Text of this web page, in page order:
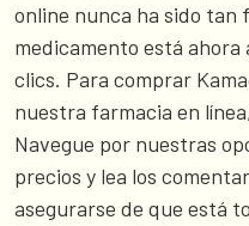
online nunca ha sido tan
medicamento está ahora
clics. Para comprar
nuestra farmacia en
Navegue por nuestras
precios y lea los
asegurarse de que está